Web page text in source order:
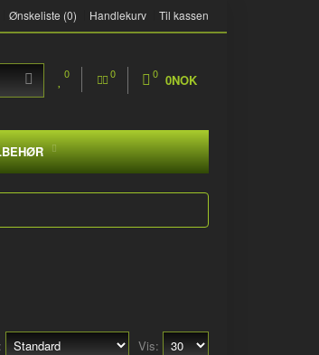
Ønskeliste (0) Handlekurv Til kassen
0 0 0 0NOK
Vis: